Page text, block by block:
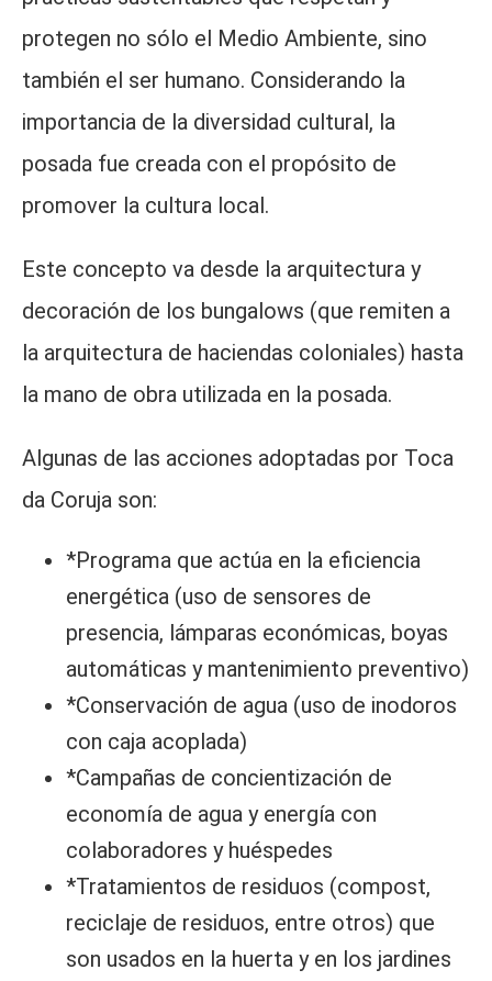
protegen no sólo el Medio Ambiente, sino
también el ser humano. Considerando la
importancia de la diversidad cultural, la
posada fue creada con el propósito de
promover la cultura local.
Este concepto va desde la arquitectura y
decoración de los bungalows (que remiten a
la arquitectura de haciendas coloniales) hasta
la mano de obra utilizada en la posada.
Algunas de las acciones adoptadas por Toca
da Coruja son:
*Programa que actúa en la eficiencia
energética (uso de sensores de
presencia, lámparas económicas, boyas
automáticas y mantenimiento preventivo)
*Conservación de agua (uso de inodoros
con caja acoplada)
*Campañas de concientización de
economía de agua y energía con
colaboradores y huéspedes
*Tratamientos de residuos (compost,
reciclaje de residuos, entre otros) que
son usados en la huerta y en los jardines